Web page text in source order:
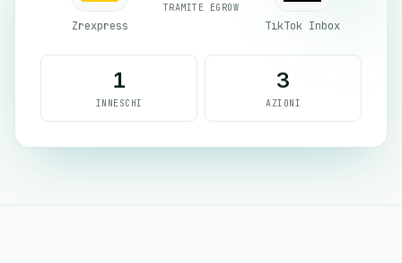
Zrexpress
TRAMITE EGROW
TikTok Inbox
1
INNESCHI
3
AZIONI